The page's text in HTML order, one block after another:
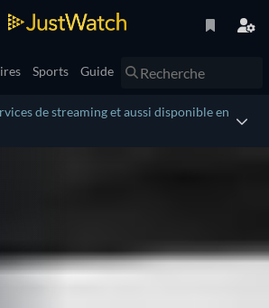
Sports Guide
de streaming et aussi disponible en